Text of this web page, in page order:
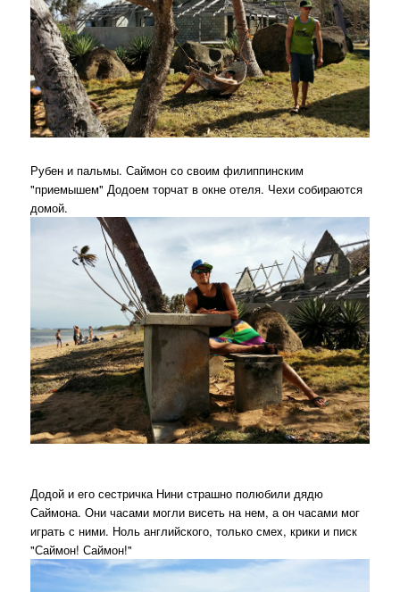
Рубен и пальмы. Саймон со своим филиппинским
"приемышем" Додоем торчат в окне отеля. Чехи собираются
домой.
Додой и его сестричка Нини страшно полюбили дядю
Саймона. Они часами могли висеть на нем, а он часами мог
играть с ними. Ноль английского, только смех, крики и писк
"Саймон! Саймон!"